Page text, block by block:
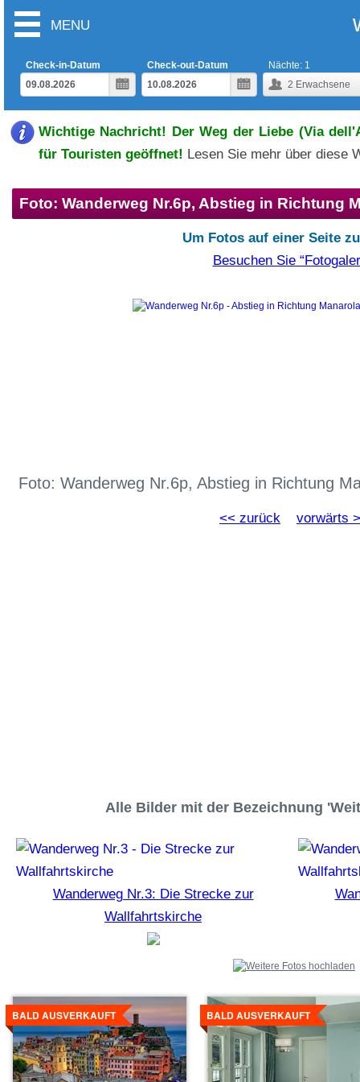
MENU
Check-in-Datum
Check-out-Datum
2 Erwachsene
Nächte: 1
Wichtige Nachricht! Der Weg der Liebe (Via
für Touristen geöffnet! Lesen Sie mehr über diese
Foto: Wanderweg Nr.6p, Abstieg in Richtung
Um Fotos auf einer Seite
Besuchen Sie
Foto: Wanderweg Nr.6p, Abstieg in Richtung
<< zurück vorwärts
Alle Bilder mit der Bezeichnung
Wanderweg Nr.3: Die Strecke zur
Wallfahrtskirche
BALD AUSVERKAUFT
Details
ansehen BALD AUSVERKAUFT
Details
ansehen